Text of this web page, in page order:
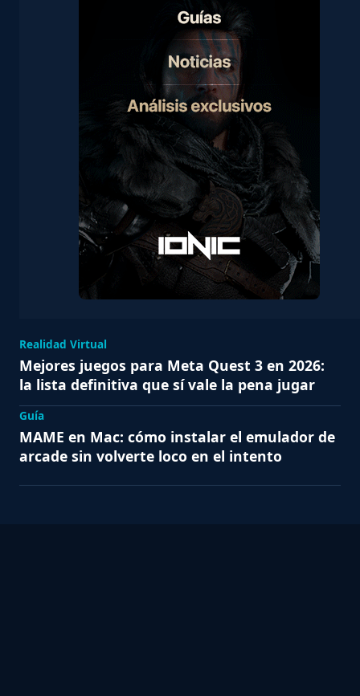
Realidad Virtual
Mejores juegos para Meta Quest 3 en 2026:
la lista definitiva que sí vale la pena jugar
Guía
MAME en Mac: cómo instalar el emulador de
arcade sin volverte loco en el intento